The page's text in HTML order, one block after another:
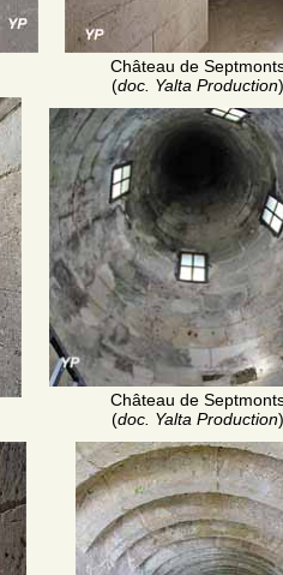
Château de
(doc. Yalta Production)
Château de
(doc. Yalta Production)